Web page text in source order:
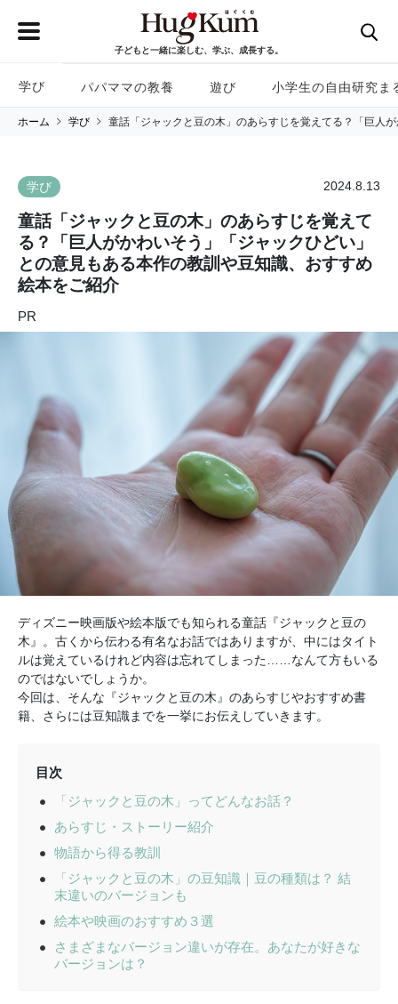
子どもと一緒に楽しむ、学ぶ、成長する。
学び パパママの教養 遊び 小学生の自由研究ま
ホーム 学び 童話「ジャックと豆の木」のあらすじを覚えてる？「巨人
学び 2024.8.13
童話「ジャックと豆の木」のあらすじを覚えて
る？「巨人がかわいそう」「ジャックひどい」
との意見もある本作の教訓や豆知識、おすすめ
絵本をご紹介
PR
ディズニー映画版や絵本版でも知られる童話『ジャックと豆の
木』。古くから伝わる有名なお話ではありますが、中にはタイト
ルは覚えているけれど内容は忘れてしまった……なんて方もいる
のではないでしょうか。
今回は、そんな『ジャックと豆の木』のあらすじやおすすめ書
籍、さらには豆知識までを一挙にお伝えしていきます。
目次
「ジャックと豆の木」ってどんなお話？
あらすじ・ストーリー紹介
物語から得る教訓
「ジャックと豆の木」の豆知識｜豆の種類は？ 結
末違いのバージョンも
絵本や映画のおすすめ３選
さまざまなバージョン違いが存在。あなたが好きな
バージョンは？